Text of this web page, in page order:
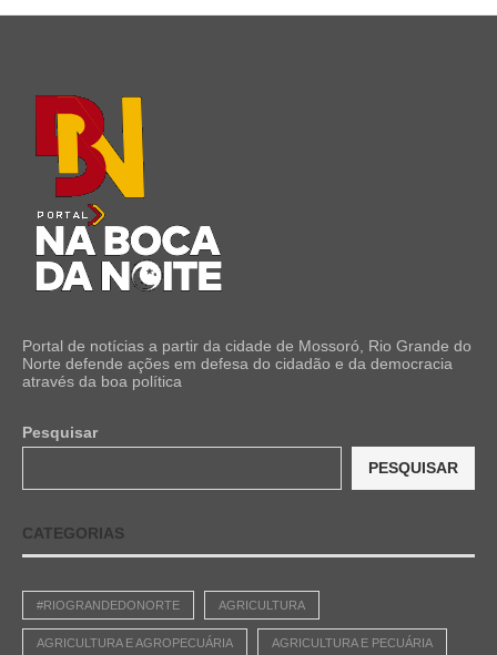
Portal de notícias a partir da cidade de Mossoró, Rio Grande do
Norte defende ações em defesa do cidadão e da democracia
através da boa política
Pesquisar
PESQUISAR
CATEGORIAS
#RIOGRANDEDONORTE AGRICULTURA
AGRICULTURA E AGROPECUÁRIA AGRICULTURA E PECUÁRIA